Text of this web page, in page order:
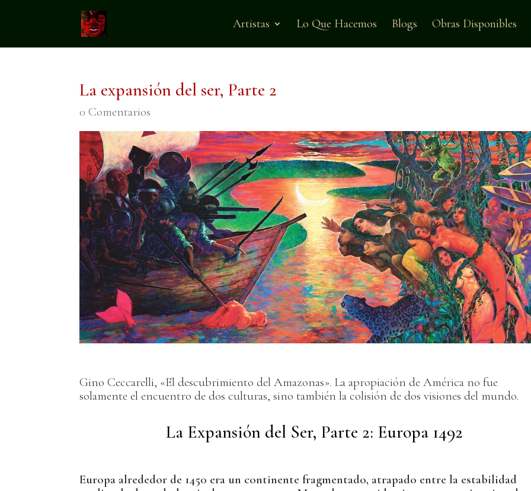
Artistas Lo Que Hacemos Blogs Obras Disponibles
La expansión del ser, Parte 2
0 Comentarios
Gino Ceccarelli, «El descubrimiento del Amazonas». La apropiación de América no fue
solamente el encuentro de dos culturas, sino también la colisión de dos visiones del mundo.
La Expansión del Ser, Parte 2: Europa 1492
Europa alrededor de 1450 era un continente fragmentado, atrapado entre la estabilidad